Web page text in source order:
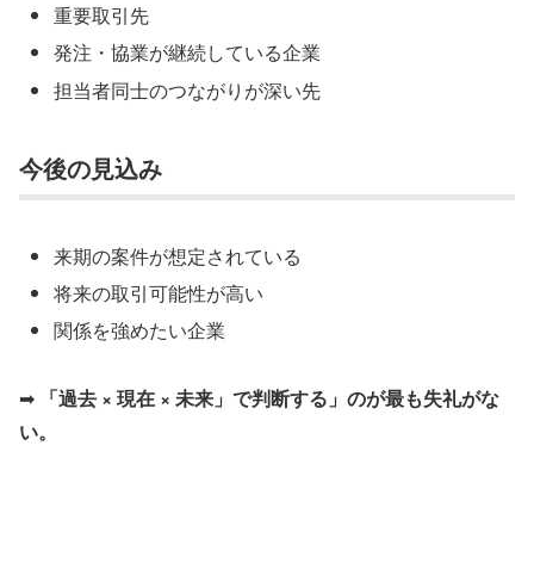
重要取引先
発注・協業が継続している企業
担当者同士のつながりが深い先
今後の見込み
来期の案件が想定されている
将来の取引可能性が高い
関係を強めたい企業
➡ 「過去 × 現在 × 未来」で判断する」のが最も失礼がな
い。